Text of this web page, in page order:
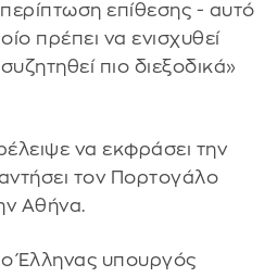
επίθεσης - αυτό
πρέπει να ενισχυθεί
πιο διεξοδικά»
να εκφράσει την
τον Πορτογάλο
Αθήνα.
Έλληνας υπουργός